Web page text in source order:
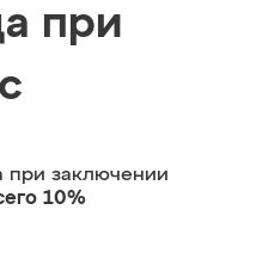
при
при заключении
10%